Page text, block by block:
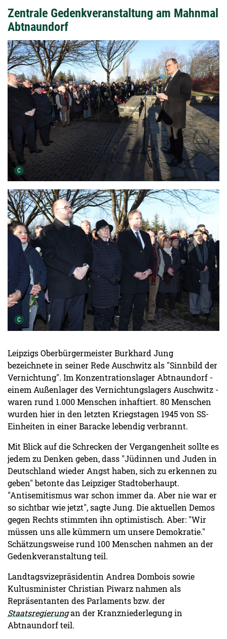
Zentrale Gedenkveranstaltung am Mahnmal
Abtnaundorf
C Urheber der Grafik:
C Urheber der Grafik:
Leipzigs Oberbürgermeister Burkhard Jung
bezeichnete in seiner Rede Auschwitz als "Sinnbild der
Vernichtung". Im Konzentrationslager Abtnaundorf -
einem Außenlager des Vernichtungslagers Auschwitz -
waren rund 1.000 Menschen inhaftiert. 80 Menschen
wurden hier in den letzten Kriegstagen 1945 von SS-
Einheiten in einer Baracke lebendig verbrannt.
Mit Blick auf die Schrecken der Vergangenheit sollte es
jedem zu Denken geben, dass "Jüdinnen und Juden in
Deutschland wieder Angst haben, sich zu erkennen zu
geben" betonte das Leipziger Stadtoberhaupt.
"Antisemitismus war schon immer da. Aber nie war er
so sichtbar wie jetzt", sagte Jung. Die aktuellen Demos
gegen Rechts stimmten ihn optimistisch. Aber: "Wir
müssen uns alle kümmern um unsere Demokratie."
Schätzungsweise rund 100 Menschen nahmen an der
Gedenkveranstaltung teil.
Landtagsvizepräsidentin Andrea Dombois sowie
Kultusminister Christian Piwarz nahmen als
Repräsentanten des Parlaments bzw. der
Staatsregierungan der Kranzniederlegung in
Abtnaundorf teil.